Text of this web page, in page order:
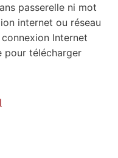
passerelle ni mot
internet ou réseau
connexion Internet
pour télécharger